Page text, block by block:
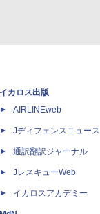
イカロス出版
AIRLINEweb
Jディフェンスニュース
通訳翻訳ジャーナル
JレスキューWeb
イカロスアカデミー